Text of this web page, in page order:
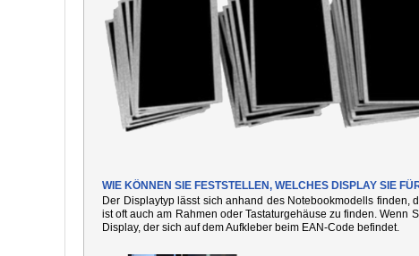
WIE KÖNNEN SIE FESTSTELLEN, WELCHES DISPLAY SIE
Der Displaytyp lässt sich anhand des Notebookmodells finden,
ist oft auch am Rahmen oder Tastaturgehäuse zu finden.
Display, der sich auf dem Aufkleber beim EAN-Code befindet.